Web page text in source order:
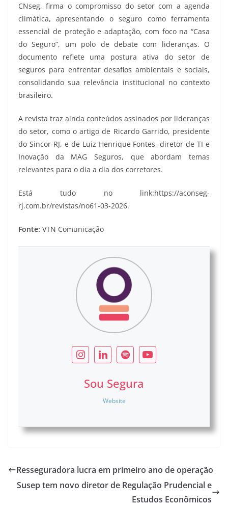
CNseg, firma o compromisso do setor com a agenda
climática, apresentando o seguro como ferramenta
essencial de proteção e adaptação, com foco na “Casa
do Seguro”, um polo de debate com lideranças. O
documento reflete uma postura ativa do setor de
seguros para enfrentar desafios ambientais e sociais,
consolidando sua relevância institucional no contexto
brasileiro.
A revista traz ainda conteúdos assinados por lideranças
do setor, como o artigo de Ricardo Garrido, presidente
do Sincor-RJ, e de Luiz Henrique Fontes, diretor de TI e
Inovação da MAG Seguros, que abordam temas
relevantes para o dia a dia dos corretores.
Está tudo no link:https://aconseg-
rj.com.br/revistas/no61-03-2026.
Fonte: VTN Comunicação
Sou Segura
Website
Resseguradora lucra em primeiro ano de operação
Susep tem novo diretor de Regulação Prudencial e
Estudos Econômicos